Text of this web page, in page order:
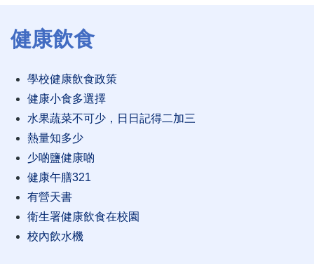
連
結
健康飲食
學校健康飲食政策
健康小食多選擇
水果蔬菜不可少，日日記得二加三
熱量知多少
少啲鹽健康啲
健康午膳321
有營天書
衛生署健康飲食在校園
校內飲水機